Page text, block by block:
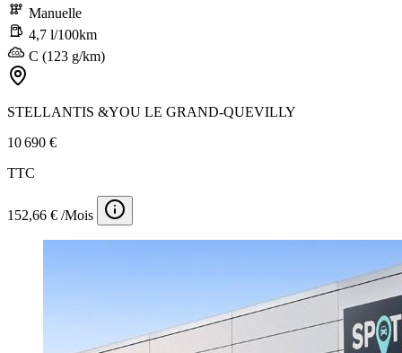
Manuelle
4,7 l/100km
C (123 g/km)
STELLANTIS &YOU LE GRAND-QUEVILLY
10 690 €
TTC
152,66 € /Mois